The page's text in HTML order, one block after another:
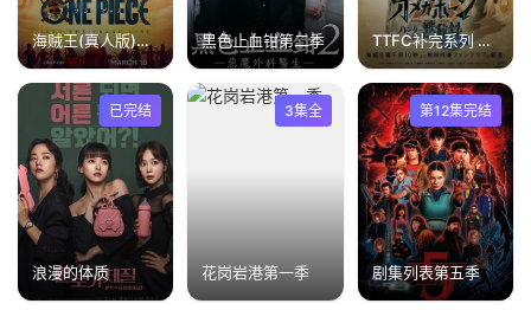
海贼王(真人版)第二季 黑色止血钳第二季 TTFC补完系列 角醒猎人 欧米茄号角 猎人们的默秘录
已完结
浪漫的体质
3集全
花岗岩港第一季
第12集完结
剧集列表第五季